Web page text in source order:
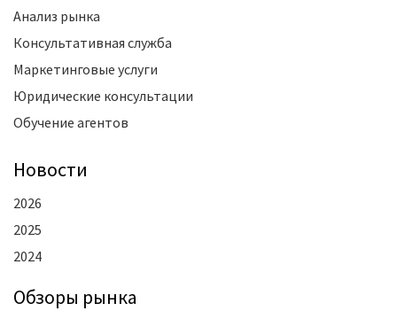
Анализ рынка
Консультативная служба
Маркетинговые услуги
Юридические консультации
Обучение агентов
Новости
2026
2025
2024
Oбзоры рынка